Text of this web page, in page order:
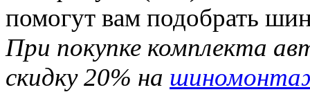
помогут вам подобрать
При покупке комплекта
скидку 20% на